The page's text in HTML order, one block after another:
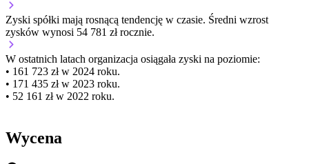
Zyski spółki mają rosnącą tendencję w czasie. Średni wzrost
zysków wynosi 54 781 zł rocznie.
W ostatnich latach organizacja osiągała zyski na poziomie:
• 161 723 zł w 2024 roku.
• 171 435 zł w 2023 roku.
• 52 161 zł w 2022 roku.
Wycena